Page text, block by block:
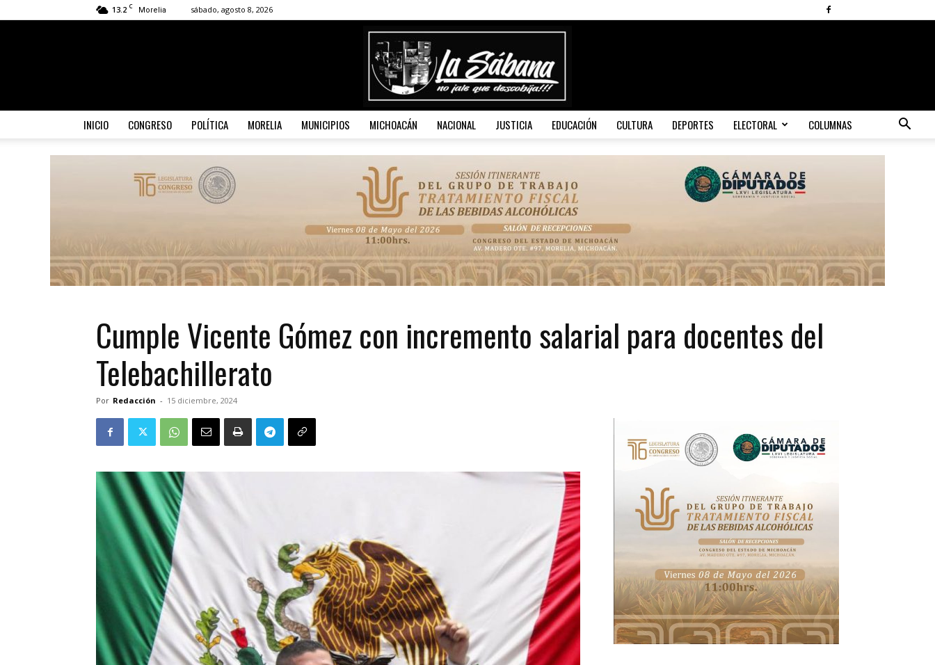
13.2 C Morelia sábado, agosto 8, 2026
Sábana
INICIO CONGRESO POLÍTICA MORELIA MUNICIPIOS MICHOACÁN NACIONAL JUSTICIA EDUCACIÓN CULTURA DEPORTES ELECTORAL COLUMNAS
Cumple Vicente Gómez con incremento salarial para docentes del
Telebachillerato
Por Redacción - 15 diciembre, 2024